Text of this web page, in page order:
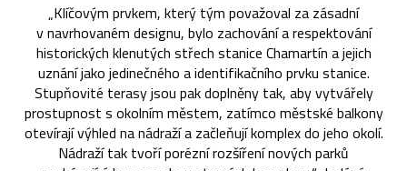
„Klíčovým prvkem, který tým považoval za zásadní
v navrhovaném designu, bylo zachování a respektování
historických klenutých střech stanice Chamartín a jejich
uznání jako jedinečného a identifikačního prvku stanice.
Stupňovité terasy jsou pak doplněny tak, aby vytvářely
prostupnost s okolním městem, zatímco městské balkony
otevírají výhled na nádraží a začleňují komplex do jeho okolí.
Nádraží tak tvoří porézní rozšíření nových parků